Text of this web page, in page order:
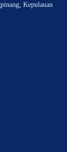
Kepulauan